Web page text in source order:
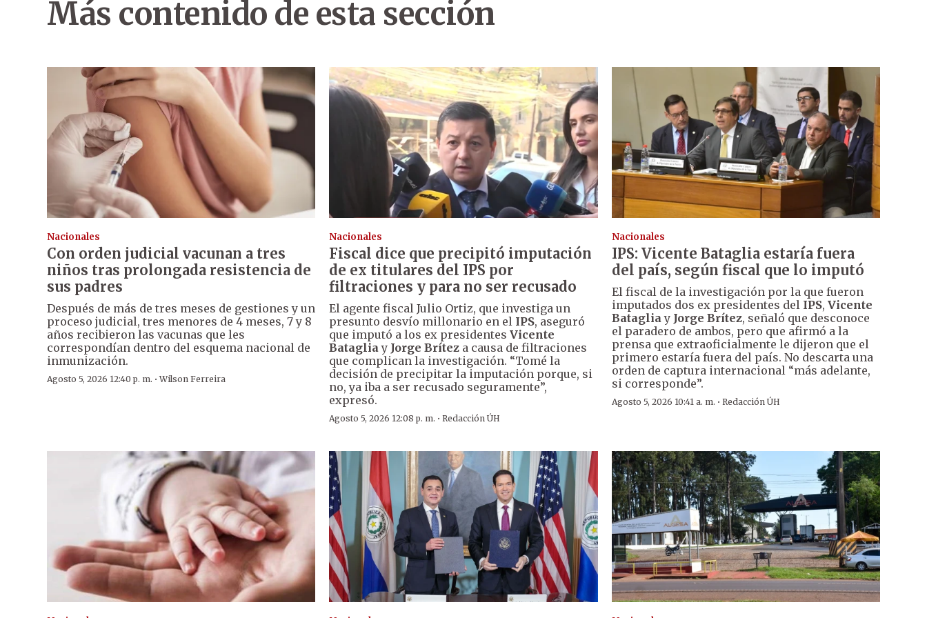
Más contenido de esta sección
Nacionales
Con orden judicial vacunan a tres
niños tras prolongada resistencia de
sus padres
Después de más de tres meses de gestiones y un
proceso judicial, tres menores de 4 meses, 7 y 8
años recibieron las vacunas que les
correspondían dentro del esquema nacional de
inmunización.
Agosto 5, 2026 12:40 p. m. ·Wilson Ferreira
Nacionales
Fiscal dice que precipitó imputación
de ex titulares del IPS por
filtraciones y para no ser recusado
El agente fiscal Julio Ortiz, que investiga un
presunto desvío millonario en el IPS, aseguró
que imputó a los ex presidentesVicente
Batagliay Jorge Brítez a causa de filtraciones
que complican la investigación. “Tomé la
decisión de precipitar la imputación porque, si
no, ya iba a ser recusado seguramente”,
expresó.
Agosto 5, 2026 12:08 p. m. ·Redacción ÚH
Nacionales
IPS: Vicente Bataglia estaría fuera
del país, según fiscal que lo imputó
El fiscal de la investigación por la que fueron
imputados dos ex presidentes del IPS, Vicente
Batagliay Jorge Brítez, señaló que desconoce
el paradero de ambos, pero que afirmó a la
prensa que extraoficialmente le dijeron que el
primero estaría fuera del país. No descarta una
orden de captura internacional “más adelante,
si corresponde”.
Agosto 5, 2026 10:41 a. m. · Redacción ÚH